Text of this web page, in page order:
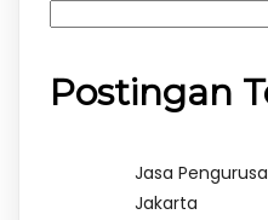
Postingan
Jasa
Jakarta